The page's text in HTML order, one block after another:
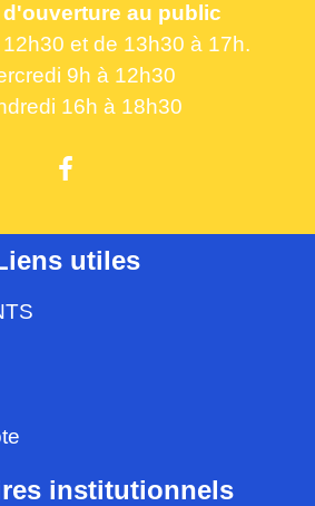
d'ouverture au public
12h30 et de 13h30 à 17h.
9h à 12h30
16h à 18h30
utiles
institutionnels